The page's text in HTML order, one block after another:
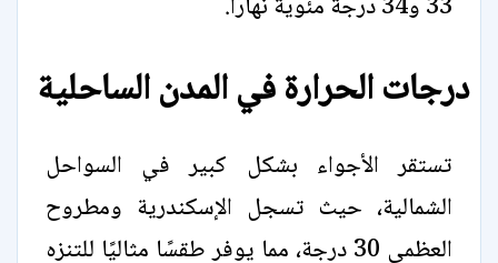
33 و34 درجة مئوية نهارًا.
درجات الحرارة في المدن الساحلية
تستقر الأجواء بشكل كبير في السواحل
الشمالية، حيث تسجل الإسكندرية ومطروح
العظمى 30 درجة، مما يوفر طقسًا مثاليًا للتنزه